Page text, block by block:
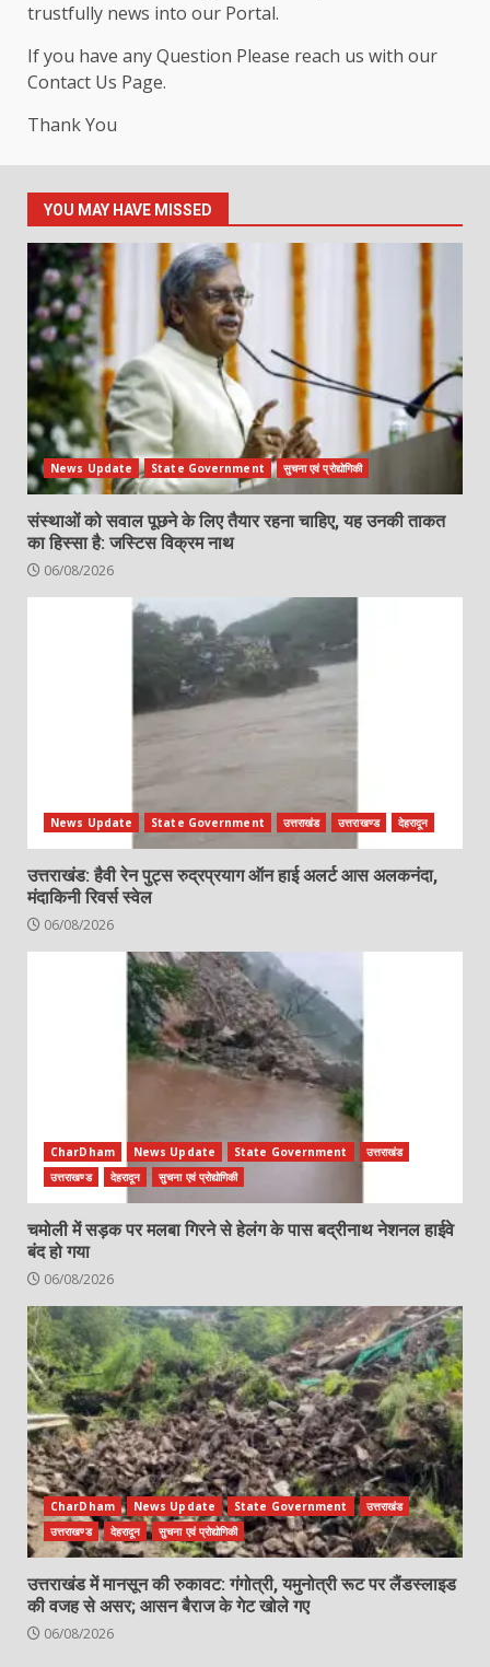
trustfully news into our Portal.
If you have any Question Please reach us with our
Contact Us Page.
Thank You
YOU MAY HAVE MISSED
News Update State Government सुचना एवं प्रोद्योगिकी
संस्थाओं को सवाल पूछने के लिए तैयार रहना चाहिए, यह उनकी ताकत
का हिस्सा है: जस्टिस विक्रम नाथ
06/08/2026
News Update State Government उत्तराखंड उत्तराखण्ड देहरादून
उत्तराखंड: हैवी रेन पुट्स रुद्रप्रयाग ऑन हाई अलर्ट आस अलकनंदा,
मंदाकिनी रिवर्स स्वेल
06/08/2026
CharDham News Update State Government
उत्तराखंड
उत्तराखण्ड
देहरादून सुचना एवं प्रोद्योगिकी
चमोली में सड़क पर मलबा गिरने से हेलंग के पास बद्रीनाथ नेशनल हाईवे
बंद हो गया
06/08/2026
CharDham News Update State Government
उत्तराखंड
उत्तराखण्ड
देहरादून सुचना एवं प्रोद्योगिकी
उत्तराखंड में मानसून की रुकावट: गंगोत्री, यमुनोत्री रूट पर लैंडस्लाइड
की वजह से असर; आसन बैराज के गेट खोले गए
06/08/2026